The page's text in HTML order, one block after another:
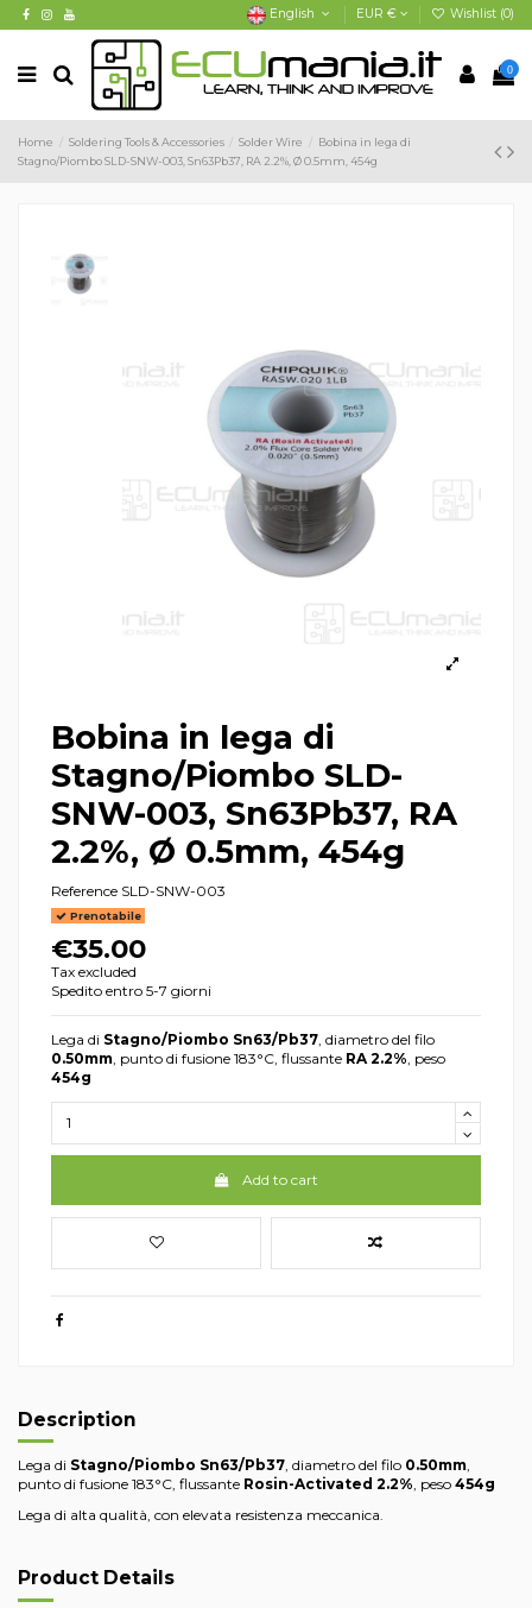
English EUR € Wishlist (0)
0
Home Soldering Tools & Accessories Solder Wire
Bobina in lega di
Stagno/Piombo SLD-SNW-003, Sn63Pb37, RA 2.2%, Ø 0.5mm, 454g
Bobina in lega di
Stagno/Piombo SLD-
SNW-003, Sn63Pb37, RA
2.2%, Ø 0.5mm, 454g
Reference SLD-SNW-003
Prenotabile
€35.00
Tax excluded
Spedito entro 5-7 giorni
Lega di Stagno/Piombo Sn63/Pb37 , diametro del filo
0.50mm , punto di fusione 183°C, flussante RA 2.2% , peso
454g
Add to cart
Description
Lega di Stagno/Piombo Sn63/Pb37, diametro del filo 0.50mm,
punto di fusione 183°C, flussante Rosin-Activated 2.2%, peso 454g
Lega di alta qualità, con elevata resistenza meccanica.
Product Details